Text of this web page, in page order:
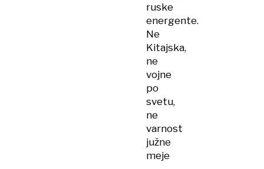
ruske
energente.
Ne
Kitajska,
ne
vojne
po
svetu,
ne
varnost
južne
meje